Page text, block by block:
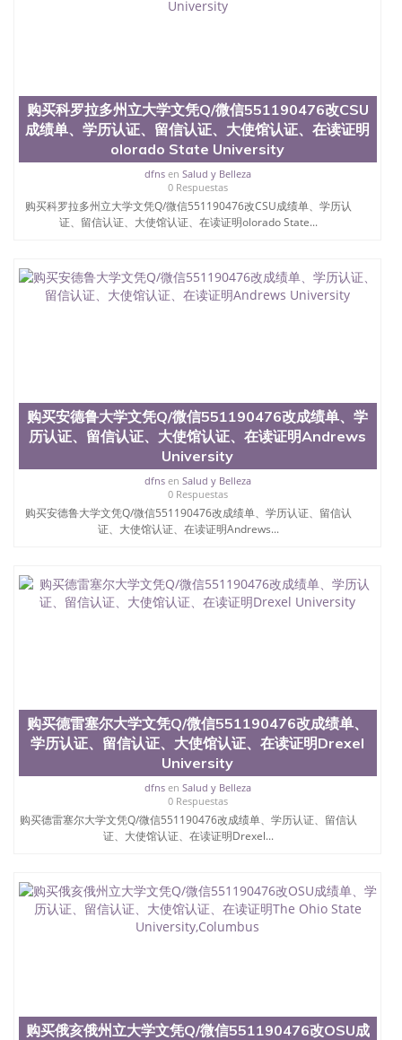
购买科罗拉多州立大学文凭Q/微信551190476改CSU
成绩单、学历认证、留信认证、大使馆认证、在读证明
olorado State University
dfnsen Salud y Belleza
0 Respuestas
购买科罗拉多州立大学文凭Q/微信551190476改CSU成绩单、学历认
证、留信认证、大使馆认证、在读证明olorado State...
购买安德鲁大学文凭Q/微信551190476改成绩单、学
历认证、留信认证、大使馆认证、在读证明Andrews
University
dfnsen Salud y Belleza
0 Respuestas
购买安德鲁大学文凭Q/微信551190476改成绩单、学历认证、留信认
证、大使馆认证、在读证明Andrews...
购买德雷塞尔大学文凭Q/微信551190476改成绩单、
学历认证、留信认证、大使馆认证、在读证明Drexel
University
dfnsen Salud y Belleza
0 Respuestas
购买德雷塞尔大学文凭Q/微信551190476改成绩单、学历认证、留信认
证、大使馆认证、在读证明Drexel...
购买俄亥俄州立大学文凭Q/微信551190476改OSU成